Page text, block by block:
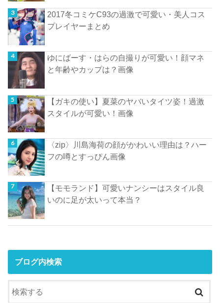
2017冬コミケC93の過激で可愛い・美人コス
プレイヤーまとめ
ゆにばーす・はらの自撮りが可愛い！顔マネ
と年齢やカップは？画像
【ガキの使い】夏菜のヤバいタイツ姿！過激
スタイルが可愛い！画像
〈zip〉川島海荷の顔がかわいい理由は？ハー
フの噂とすっぴん画像
【モモランド】可愛いナンシーはスタイル良
いのに足が太いって本当？
ブログ内検索